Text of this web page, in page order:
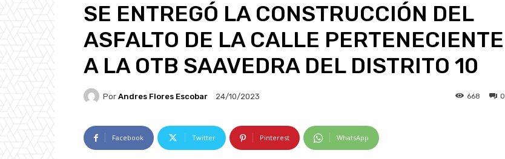
SE ENTREGÓ LA CONSTRUCCIÓN DEL
ASFALTO DE LA CALLE PERTENECIENTE
A LA OTB SAAVEDRA DEL DISTRITO 10
Por Andres Flores Escobar 24/10/2023 0
668
Facebook Twitter Pinterest WhatsApp